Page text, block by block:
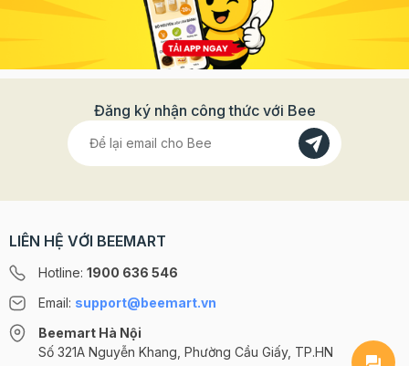
Đăng ký nhận công thức với Bee
LIÊN HỆ VỚI BEEMART
Hotline: 1900 636 546
Email: support@beemart.vn
Beemart Hà Nội
Số 321A Nguyễn Khang, Phường Cầu Giấy, TP.HN